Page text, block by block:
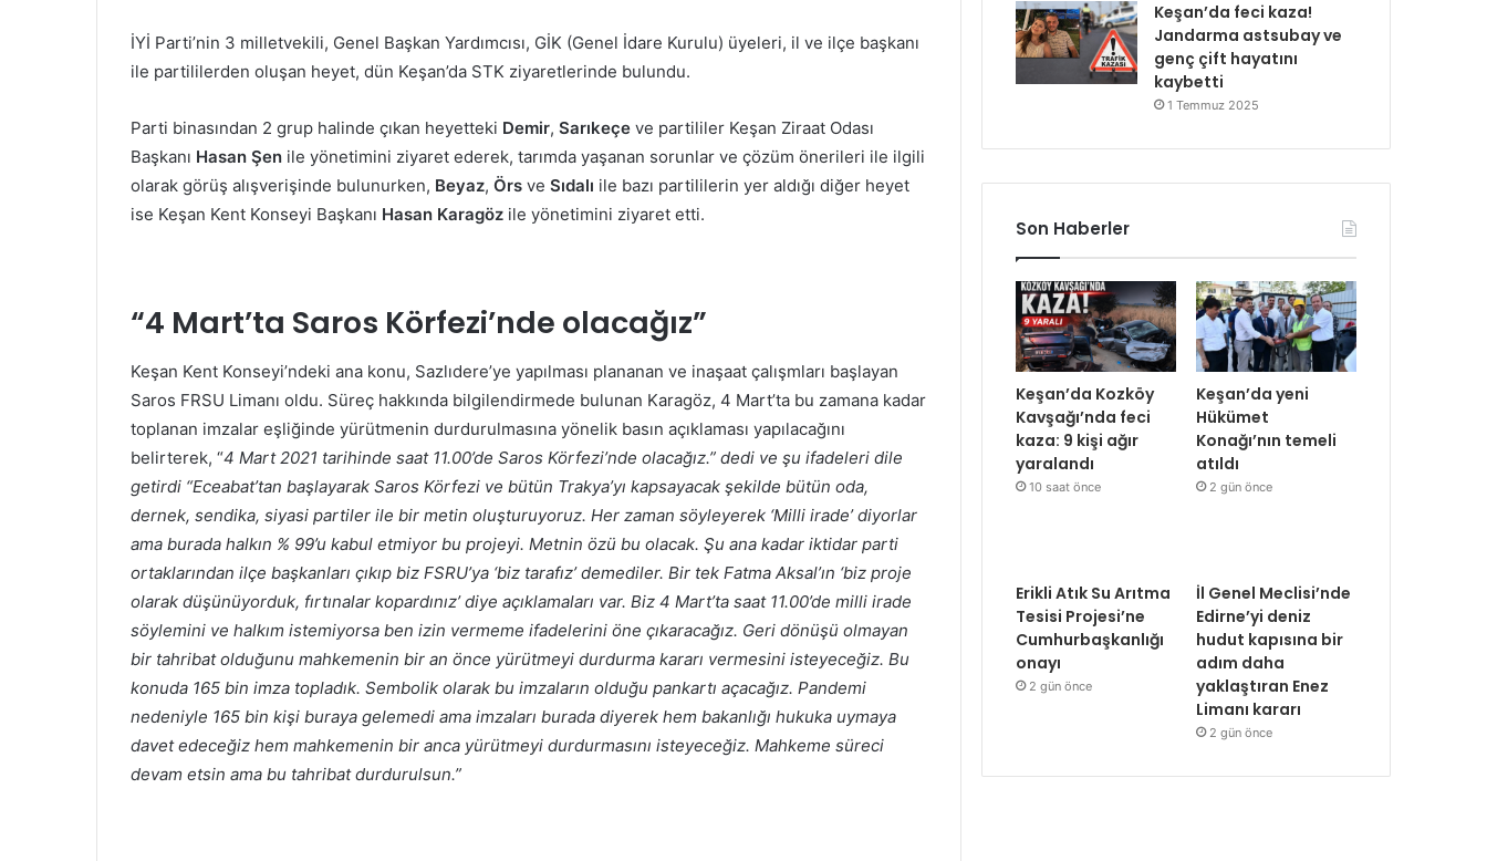
İYİ Parti’nin 3 milletvekili, Genel Başkan Yardımcısı, GİK (Genel İdare Kurulu) üyeleri, il ve ilçe başkanı
ile partililerden oluşan heyet, dün Keşan’da STK ziyaretlerinde bulundu.
Parti binasından 2 grup halinde çıkan heyetteki Demir, Sarıkeçe ve partililer Keşan Ziraat Odası
Başkanı Hasan Şen ile yönetimini ziyaret ederek, tarımda yaşanan sorunlar ve çözüm önerileri ile ilgili
olarak görüş alışverişinde bulunurken, Beyaz, Örs ve Sıdalı ile bazı partililerin yer aldığı diğer heyet
ise Keşan Kent Konseyi Başkanı Hasan Karagöz ile yönetimini ziyaret etti.
“4 Mart’ta Saros Körfezi’nde olacağız”
Keşan Kent Konseyi’ndeki ana konu, Sazlıdere’ye yapılması plananan ve inaşaat çalışmları başlayan
Saros FRSU Limanı oldu. Süreç hakkında bilgilendirmede bulunan Karagöz, 4 Mart’ta bu zamana kadar
toplanan imzalar eşliğinde yürütmenin durdurulmasına yönelik basın açıklaması yapılacağını
belirterek, “4 Mart 2021 tarihinde saat 11.00’de Saros Körfezi’nde olacağız.” dedi ve şu ifadeleri dile
getirdi “Eceabat’tan başlayarak Saros Körfezi ve bütün Trakya’yı kapsayacak şekilde bütün oda,
dernek, sendika, siyasi partiler ile bir metin oluşturuyoruz. Her zaman söyleyerek ‘Milli irade’ diyorlar
ama burada halkın % 99’u kabul etmiyor bu projeyi. Metnin özü bu olacak. Şu ana kadar iktidar parti
ortaklarından ilçe başkanları çıkıp biz FSRU’ya ‘biz tarafız’ demediler. Bir tek Fatma Aksal’ın ‘biz proje
olarak düşünüyorduk, fırtınalar kopardınız’ diye açıklamaları var. Biz 4 Mart’ta saat 11.00’de milli irade
söylemini ve halkım istemiyorsa ben izin vermeme ifadelerini öne çıkaracağız. Geri dönüşü olmayan
bir tahribat olduğunu mahkemenin bir an önce yürütmeyi durdurma kararı vermesini isteyeceğiz. Bu
konuda 165 bin imza topladık. Sembolik olarak bu imzaların olduğu pankartı açacağız. Pandemi
nedeniyle 165 bin kişi buraya gelemedi ama imzaları burada diyerek hem bakanlığı hukuka uymaya
davet edeceğiz hem mahkemenin bir anca yürütmeyi durdurmasını isteyeceğiz. Mahkeme süreci
devam etsin ama bu tahribat durdurulsun.”
Keşan’da feci kaza!
Jandarma astsubay ve
genç çift hayatını
kaybetti
1 Temmuz 2025
Son Haberler
Keşan’da Kozköy
Kavşağı’nda feci
kaza: 9 kişi ağır
yaralandı
10 saat önce
Keşan’da yeni
Hükümet
Konağı’nın temeli
atıldı
2 gün önce
Erikli Atık Su Arıtma
Tesisi Projesi’ne
Cumhurbaşkanlığı
onayı
2 gün önce
İl Genel Meclisi’nde
Edirne’yi deniz
hudut kapısına bir
adım daha
yaklaştıran Enez
Limanı kararı
2 gün önce